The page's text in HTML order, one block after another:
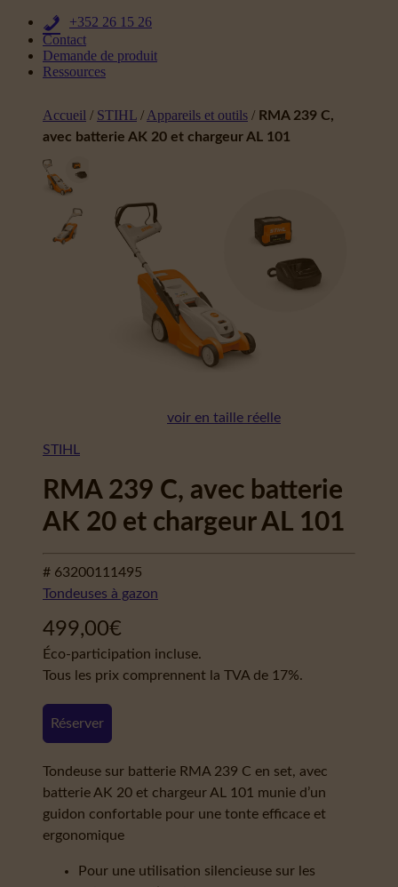
+352 26 15 26
Contact
Demande de produit
Ressources
Accueil / STIHL / Appareils et outils / RMA 239 C,
avec batterie AK 20 et chargeur AL 101
voir en taille réelle
STIHL
RMA 239 C, avec batterie
AK 20 et chargeur AL 101
# 63200111495
Tondeuses à gazon
499,00€
Éco-participation incluse.
Tous les prix comprennent la TVA de 17%.
Réserver
Tondeuse sur batterie RMA 239 C en set, avec
batterie AK 20 et chargeur AL 101 munie d’un
guidon confortable pour une tonte efficace et
ergonomique
Pour une utilisation silencieuse sur les